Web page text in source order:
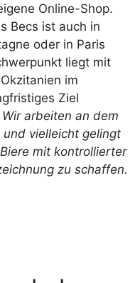
Online-Shop.
Becs ist auch in
oder in Paris
liegt mit
im
Ziel
Wir arbeiten an dem
und vielleicht gelingt
mit kontrollierter
zu schaffen.